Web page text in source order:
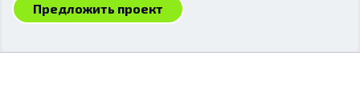
Предложить проект